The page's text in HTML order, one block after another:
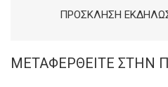
ΠΡΌΣΚΛΗΣΗ
ΜΕΤΑΦΕΡΘΕΊΤΕ ΣΤΗΝ